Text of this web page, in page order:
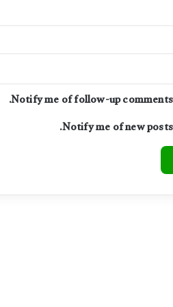
Notify me of follow-up
Notify me of new